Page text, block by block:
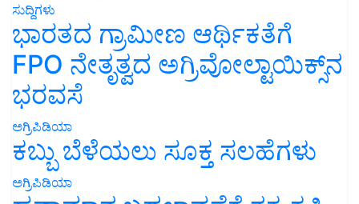
ಸುದ್ದಿಗಳು
ಭಾರತದ ಗ್ರಾಮೀಣ ಆರ್ಥಿಕತೆಗೆ
FPO ನೇತೃತ್ವದ ಅಗ್ರಿವೋಲ್ಟಾಯಿಕ್ಸ್‌ನ
ಭರವಸೆ
ಅಗ್ರಿಪಿಡಿಯಾ
ಕಬ್ಬು ಬೆಳೆಯಲು ಸೂಕ್ತ ಸಲಹೆಗಳು
ಅಗ್ರಿಪಿಡಿಯಾ